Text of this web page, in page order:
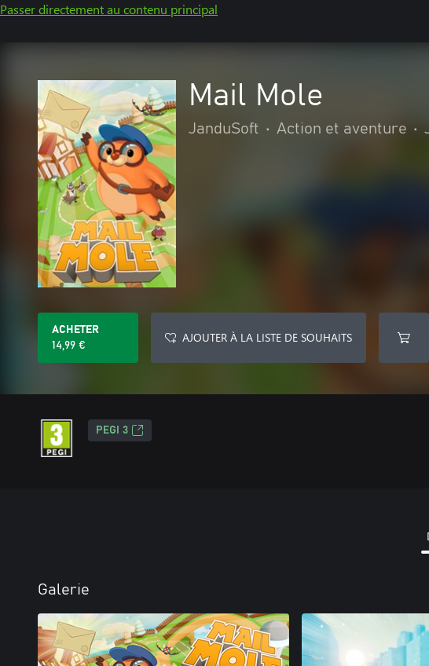
Passer directement au contenu principal
Mail Mole
JanduSoft • Action et aventure •
ACHETER
14,99 €
AJOUTER À LA LISTE DE SOUHAITS
PEGI 3
Galerie